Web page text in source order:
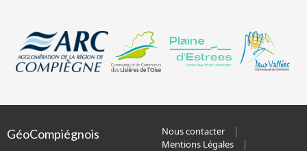
GéoCompiégnois
Nous contacter
Mentions Légales